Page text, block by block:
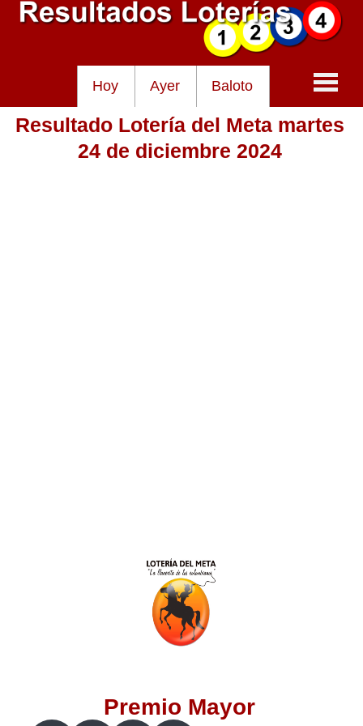
Hoy Ayer Baloto
Baloto
Lotería de Bogotá
Lotería de Risaralda
Lotería de Santander
Resultado Lotería del Meta martes
24 de diciembre 2024
Premio Mayor